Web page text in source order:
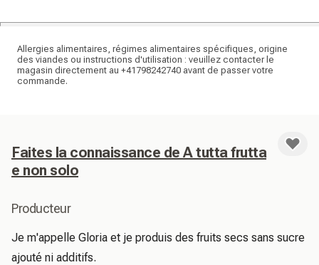
Allergies alimentaires, régimes alimentaires spécifiques, origine
des viandes ou instructions d'utilisation : veuillez contacter le
magasin directement au +41798242740 avant de passer votre
commande.
Faites la connaissance de A tutta frutta
e non solo
Producteur
Je m'appelle Gloria et je produis des fruits secs sans sucre
ajouté ni additifs.